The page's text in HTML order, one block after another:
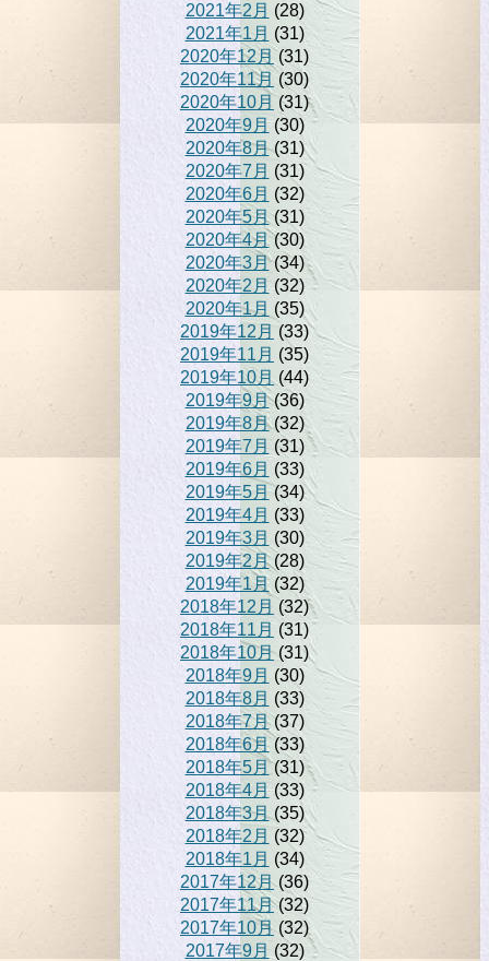
2021年2月 (28)
2021年1月 (31)
2020年12月 (31)
2020年11月(30)
2020年10月 (31)
2020年9月(30)
2020年8月(31)
2020年7月 (31)
2020年6月 (32)
2020年5月(31)
2020年4月(30)
2020年3月(34)
2020年2月(32)
2020年1月 (35)
2019年12月 (33)
2019年11月 (35)
2019年10月 (44)
2019年9月(36)
2019年8月(32)
2019年7月 (31)
2019年6月 (33)
2019年5月 (34)
2019年4月 (33)
2019年3月 (30)
2019年2月(28)
2019年1月(32)
2018年12月 (32)
2018年11月 (31)
2018年10月 (31)
2018年9月 (30)
2018年8月 (33)
2018年7月(37)
2018年6月(33)
2018年5月(31)
2018年4月(33)
2018年3月(35)
2018年2月 (32)
2018年1月 (34)
2017年12月(36)
2017年11月(32)
2017年10月 (32)
2017年9月 (32)